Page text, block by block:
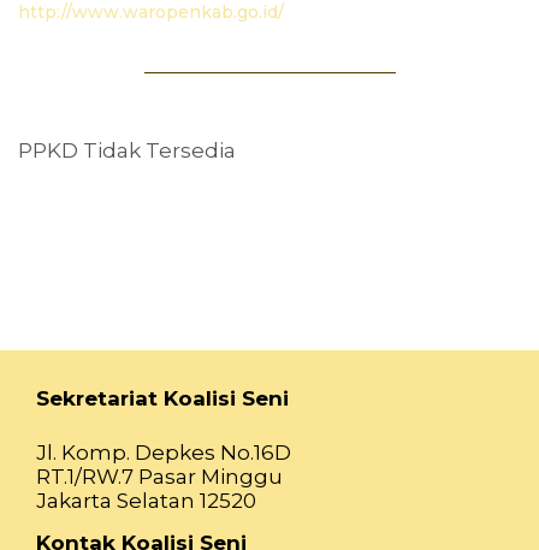
http://www.waropenkab.go.id/
PPKD Tidak Tersedia
Sekretariat Koalisi Seni
Jl. Komp. Depkes No.16D
RT.1/RW.7 Pasar Minggu
Jakarta Selatan 12520
Kontak Koalisi Seni